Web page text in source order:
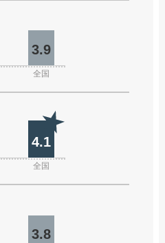
3.9
全国
4.1
全国
3.8